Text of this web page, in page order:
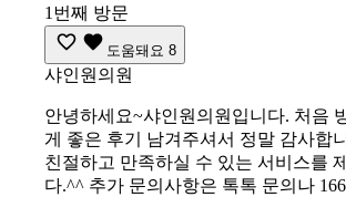
1번째 방문
도움돼요 8
샤인원의원
안녕하세요~샤인원의원입니다. 처음
게 좋은 후기 남겨주셔서 정말 감사합
친절하고 만족하실 수 있는 서비스를
다.^^ 추가 문의사항은 톡톡 문의나